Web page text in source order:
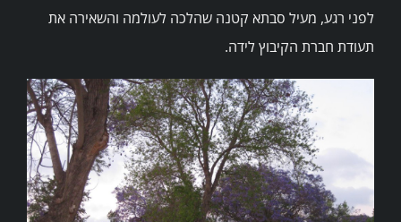
לפני רגע, מעיל סבתא קטנה שהלכה לעולמה והשאירה את
תעודת חברת הקיבוץ לידה.